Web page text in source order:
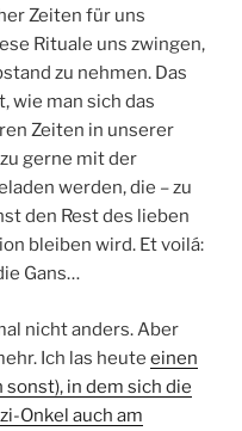
Zeiten für uns
Rituale uns zwingen,
zu nehmen. Das
wie man sich das
Zeiten in unserer
gerne mit der
werden, die – zu
den Rest des lieben
bleiben wird. Et voilá:
Gans…
nicht anders. Aber
Ich las heute einen
in dem sich die
Onkel auch am